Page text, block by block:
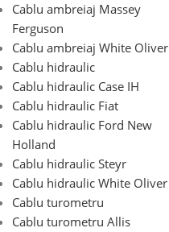
Cablu ambreiaj Massey
Ferguson
Cablu ambreiaj White Oliver
Cablu hidraulic
Cablu hidraulic Case IH
Cablu hidraulic Fiat
Cablu hidraulic Ford New
Holland
Cablu hidraulic Steyr
Cablu hidraulic White Oliver
Cablu turometru
Cablu turometru Allis